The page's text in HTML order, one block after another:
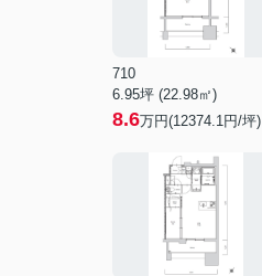
710
6.95坪 (22.98㎡)
8.6万円(12374.1円/坪)